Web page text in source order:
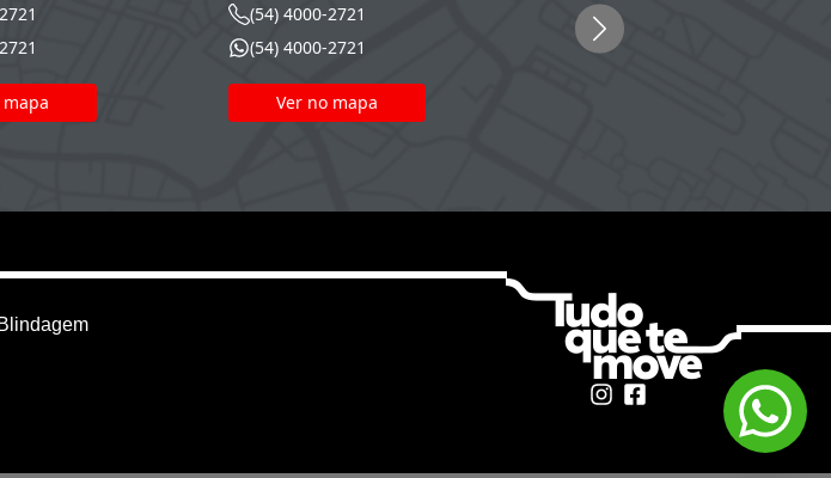
(54) 4000-2721
(54) 4000-2721
Ver no mapa
(51) 4000-2721
(54) 4000-2721
Blindagem